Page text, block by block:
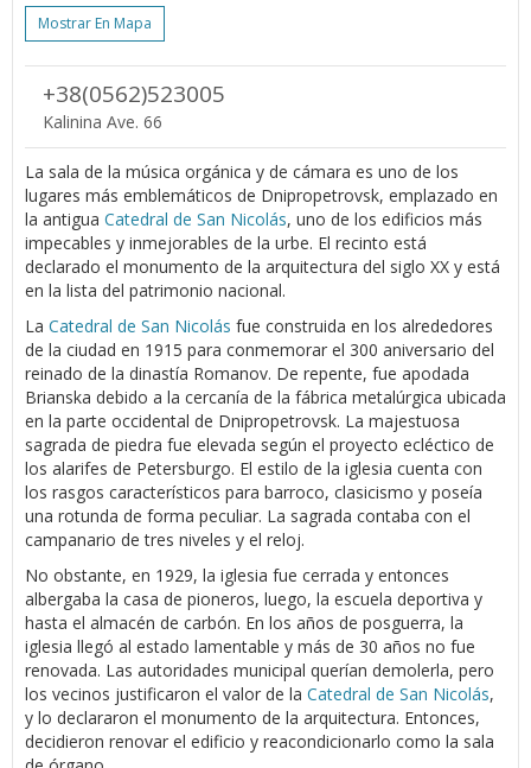
Mostrar En Mapa
+38(0562)523005
Kalinina Ave. 66
La sala de la música orgánica y de cámara es uno de los
lugares más emblemáticos de Dnipropetrovsk, emplazado en
la antigua Catedral de San Nicolás, uno de los edificios más
impecables y inmejorables de la urbe. El recinto está
declarado el monumento de la arquitectura del siglo XX y está
en la lista del patrimonio nacional.
La Catedral de San Nicolás fue construida en los alrededores
de la ciudad en 1915 para conmemorar el 300 aniversario del
reinado de la dinastía Romanov. De repente, fue apodada
Brianska debido a la cercanía de la fábrica metalúrgica ubicada
en la parte occidental de Dnipropetrovsk. La majestuosa
sagrada de piedra fue elevada según el proyecto ecléctico de
los alarifes de Petersburgo. El estilo de la iglesia cuenta con
los rasgos característicos para barroco, clasicismo y poseía
una rotunda de forma peculiar. La sagrada contaba con el
campanario de tres niveles y el reloj.
No obstante, en 1929, la iglesia fue cerrada y entonces
albergaba la casa de pioneros, luego, la escuela deportiva y
hasta el almacén de carbón. En los años de posguerra, la
iglesia llegó al estado lamentable y más de 30 años no fue
renovada. Las autoridades municipal querían demolerla, pero
los vecinos justificaron el valor de la Catedral de San Nicolás,
y lo declararon el monumento de la arquitectura. Entonces,
decidieron renovar el edificio y reacondicionarlo como la sala